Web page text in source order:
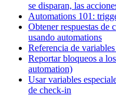
se disparan, las
Automations 101:
Obtener respuestas
usando automations
Referencia de
Reportar bloqueos a
automation)
Usar variables
de check-in